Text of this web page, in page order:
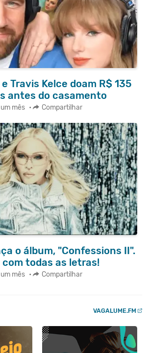
Travis Kelce doam R$ 135
antes do casamento
mês • Compartilhar
o álbum, "Confessions II".
com todas as letras!
mês • Compartilhar
VAGALUME.FM